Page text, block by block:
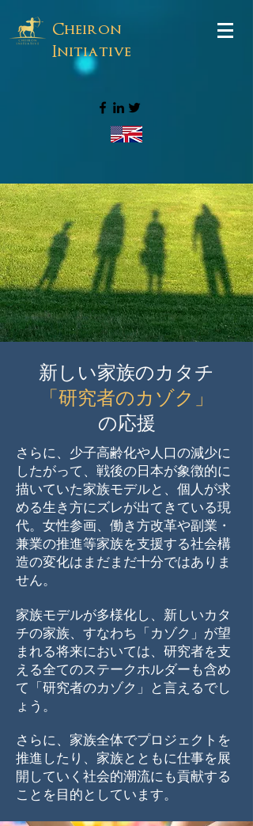
Cheiron
Initiative
新しい家族のカタチ
「研究者のカゾク」
の応援
さらに、少子高齢化や人口の減少に
したがって、戦後の日本が象徴的に
描いていた家族モデルと、個人が求
める生き方にズレが出てきている現
代。女性参画、働き方改革や副業・
兼業の推進等家族を支援する社会構
造の変化はまだまだ十分ではありま
せん。
家族モデルが多様化し、新しいカタ
チの家族、すなわち「カゾク」が望
まれる将来においては、研究者を支
える全てのステークホルダーも含め
て「研究者のカゾク」と言えるでし
ょう。
さらに、家族全体でプロジェクトを
推進したり、家族とともに仕事を展
開していく社会的潮流にも貢献する
ことを目的としています。